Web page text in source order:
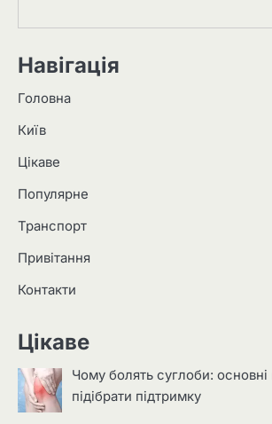
Навігація
Головна
Київ
Цікаве
Популярне
Транспорт
Привітання
Контакти
Цікаве
Чому болять суглоби: основні
підібрати підтримку